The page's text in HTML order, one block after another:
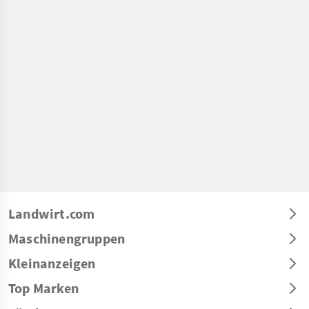
Landwirt.com
Maschinengruppen
Kleinanzeigen
Top Marken